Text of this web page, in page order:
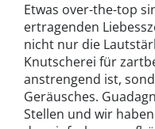
Etwas over-the-top
ertragenden
nicht nur die
Knutscherei für
anstrengend ist,
Geräusches.
Stellen und wir